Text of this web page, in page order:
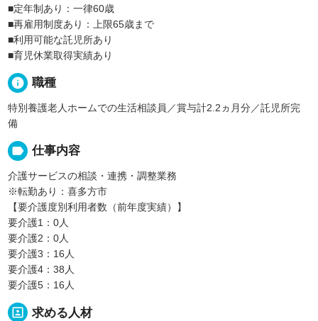
■定年制あり：一律60歳
■再雇用制度あり：上限65歳まで
■利用可能な託児所あり
■育児休業取得実績あり
info 職種
特別養護老人ホームでの生活相談員／賞与計2.2ヵ月分／託児所完
備
label 仕事内容
介護サービスの相談・連携・調整業務
※転勤あり：喜多方市
【要介護度別利用者数（前年度実績）】
要介護1：0人
要介護2：0人
要介護3：16人
要介護4：38人
要介護5：16人
portrait 求める人材